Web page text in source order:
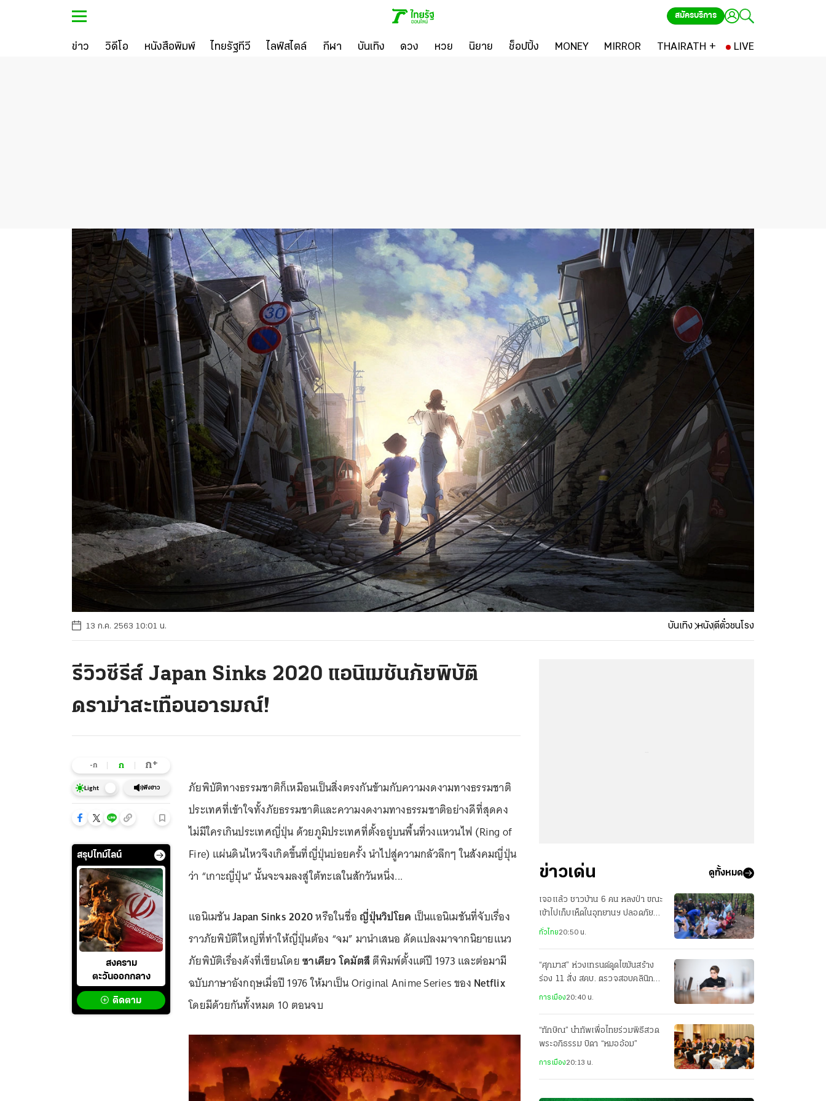
สมัครบริการ
ข่าว วิดีโอ หนังสือพิมพ์ ไทยรัฐทีวี ไลฟ์สไตล์ กีฬา บันเทิง ดวง หวย นิยาย ช็อปปิ้ง MONEY MIRROR THAIRATH + LIVE
13 ก.ค. 2563 10:01 น. บันเทิง หนังตีตั๋วชนโรง
รีวิวซีรีส์ Japan Sinks 2020 แอนิเมชันภัยพิบัติ
ดราม่าสะเทือนอารมณ์!
-ก ก ก+
Light ฟังข่าว
สรุปไทม์ไลน์
สงคราม
ตะวันออกกลาง
ติดตาม
ภัยพิบัติทางธรรมชาติก็เหมือนเป็นสิ่งตรงกันข้ามกับความงดงามทางธรรมชาติ
ประเทศที่เข้าใจทั้งภัยธรรมชาติและความงดงามทางธรรมชาติอย่างดีที่สุดคง
ไม่มีใครเกินประเทศญี่ปุ่น ด้วยภูมิประเทศที่ตั้งอยู่บนพื้นที่วงแหวนไฟ (Ring of
Fire) แผ่นดินไหวจึงเกิดขึ้นที่ญี่ปุ่นบ่อยครั้ง นำไปสู่ความกลัวลึกๆ ในสังคมญี่ปุ่น
ว่า “เกาะญี่ปุ่น” นั้นจะจมลงสู่ใต้ทะเลในสักวันหนึ่ง...
แอนิเมชันJapan Sinks 2020หรือในชื่อญี่ปุ่นวิปโยค เป็นแอนิเมชันที่จับเรื่อง
ราวภัยพิบัติใหญ่ที่ทำให้ญี่ปุ่นต้อง “จม” มานำเสนอ ดัดแปลงมาจากนิยายแนว
ภัยพิบัติเรื่องดังที่เขียนโดยซาเคียว โคมัตสึ ตีพิมพ์ตั้งแต่ปี 1973 และต่อมามี
ฉบับภาษาอังกฤษเมื่อปี 1976 ให้มาเป็น Original Anime Series ของ Netflix
โดยมีด้วยกันทั้งหมด 10 ตอนจบ
ข่าวเด่น ดูทั้งหมด
เจอแล้ว ชาวบ้าน 6 คน หลงป่า ขณะ
เข้าไปเก็บเห็ดในอุทยานฯ ปลอดภัยทุก
ราย
ทั่วไทย20:50 น.
“ศุภมาส” ห่วงเทรนด์ดูดไขมันสร้าง
ร่อง 11 สั่ง สคบ. ตรวจสอบคลินิก
เสริมความงาม
การเมือง20:40 น.
“ทักษิณ” นำทัพเพื่อไทยร่วมพิธีสวด
พระอภิธรรม บิดา “หมออ้อม”
การเมือง20:13 น.